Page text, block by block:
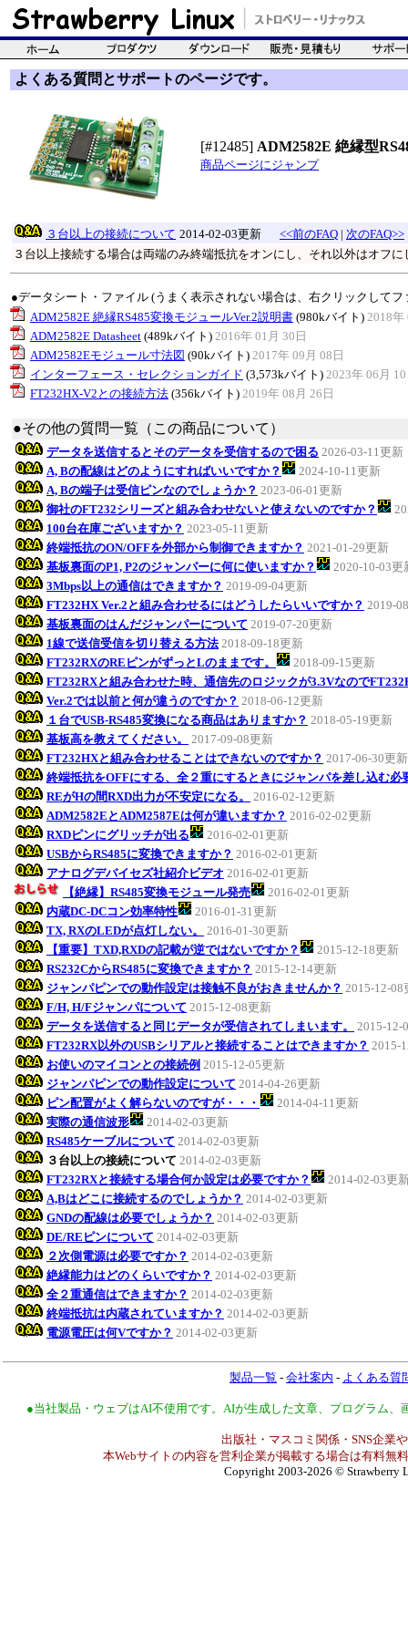
よくある質問とサポートのページです。
[#12485] ADM2582E 絶縁型
商品ページにジャンプ
３台以上の接続について 2014-02-03更新 <<前のFAQ | 次のFAQ>>
３台以上接続する場合は両端のみ終端抵抗をオンにし、それ以外はオフ
●データシート・ファイル (うまく表示されない場合は、右クリックして
ADM2582E 絶縁RS485変換モジュールVer.2説明書 (980kバイト) 2018年
ADM2582E Datasheet (489kバイト) 2016年 01月 30日
ADM2582Eモジュール寸法図 (90kバイト) 2017年 09月 08日
インターフェース・セレクションガイド (3,573kバイト) 2023年 06月
FT232HX-V2との接続方法 (356kバイト) 2019年 08月 26日
●その他の質問一覧（この商品について）
データを送信するとそのデータを受信するので困る 2026-03-11更新
A, Bの配線はどのようにすればいいですか？
2024-10-11更新
A, Bの端子は受信ピンなのでしょうか？ 2023-06-01更新
御社のFT232シリーズと組み合わせないと使えないのですか？
100台在庫ございますか？ 2023-05-11更新
終端抵抗のON/OFFを外部から制御できますか？ 2021-01-29更新
基板裏面のP1, P2のジャンパーに何に使いますか？
2020-10-03更
3Mbps以上の通信はできますか？ 2019-09-04更新
FT232HX Ver.2と組み合わせるにはどうしたらいいですか？ 2019-
基板裏面のはんだジャンパーについて 2019-07-20更新
1線で送信受信を切り替える方法 2018-09-18更新
FT232RXのREピンがずっとLのままです。
2018-09-15更新
FT232RXと組み合わせた時、通信先のロジックが3.3Vなので
Ver.2では以前と何が違うのですか？ 2018-06-12更新
１台でUSB-RS485変換になる商品はありますか？ 2018-05-19更新
基板高を教えてください。
2017-09-08更新
FT232HXと組み合わせることはできないのですか？ 2017-06-30更新
終端抵抗をOFFにする、全２重にするときにジャンパを差し込む必
REがHの間RXD出力が不安定になる。
2016-02-12更新
ADM2582EとADM2587Eは何が違いますか？ 2016-02-02更新
RXDピンにグリッチが出る
2016-02-01更新
USBからRS485に変換できますか？ 2016-02-01更新
アナログデバイセズ社紹介ビデオ 2016-02-01更新
【絶縁】RS485変換モジュール発売
2016-02-01更新
内蔵DC-DCコン効率特性
2016-01-31更新
TX, RXのLEDが点灯しない。
2016-01-30更新
【重要】TXD,RXDの記載が逆ではないですか？
2015-12-18更新
RS232CからRS485に変換できますか？ 2015-12-14更新
ジャンパピンでの動作設定は接触不良がおきませんか？ 2015-12-08
F/H, H/Fジャンパについて 2015-12-08更新
データを送信すると同じデータが受信されてしまいます。
2015-12-
FT232RX以外のUSBシリアルと接続することはできますか？ 2015-
お使いのマイコンとの接続例 2015-12-05更新
ジャンパピンでの動作設定について 2014-04-26更新
ピン配置がよく解らないのですが・・・
2014-04-11更新
実際の通信波形
2014-02-03更新
RS485ケーブルについて 2014-02-03更新
３台以上の接続について 2014-02-03更新
FT232RXと接続する場合何か設定は必要ですか？
2014-02-03更
A,Bはどこに接続するのでしょうか？ 2014-02-03更新
GNDの配線は必要でしょうか？ 2014-02-03更新
DE/REピンについて 2014-02-03更新
２次側電源は必要ですか？ 2014-02-03更新
絶縁能力はどのくらいですか？ 2014-02-03更新
全２重通信はできますか？ 2014-02-03更新
終端抵抗は内蔵されていますか？ 2014-02-03更新
電源電圧は何Vですか？ 2014-02-03更新
製品一覧 - 会社案内 - よくある質
●当社製品・ウェブはAI不使用です。AIが生成した文章、プログラム
出版社・マスコミ関係・SNS企業
本Webサイトの内容を営利企業が掲載する場合は有料無
Copyright 2003-2026 © Strawberry